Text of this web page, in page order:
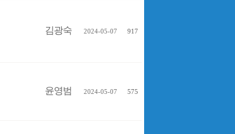
김광숙 2024-05-07 917
윤영범 2024-05-07 575